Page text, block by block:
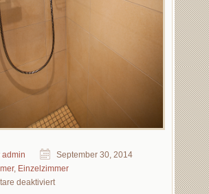
admin
September 30, 2014
, Einzelzimmer
deaktiviert